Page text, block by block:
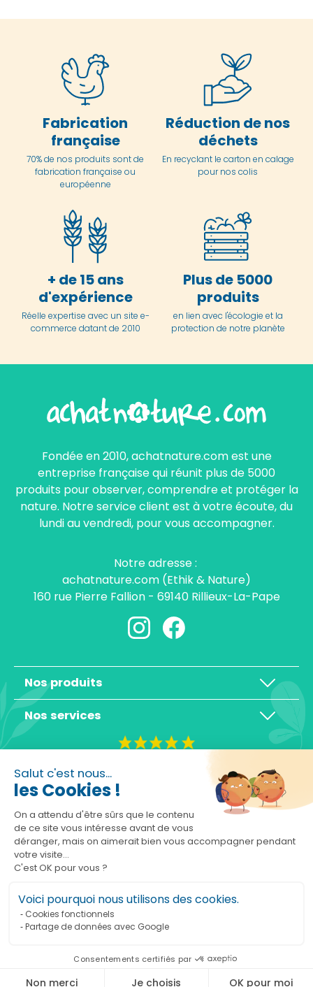
Salut c'est nous...
les Cookies !
On a attendu d'être sûrs que le contenu
de ce site vous intéresse avant de vous
déranger, mais on aimerait bien vous accompagner pendant
votre visite...
C'est OK pour vous ?
Voici pourquoi nous utilisons des cookies.
Cookies fonctionnels
Partage de données avec Google
Consentements certifiés par
Non merci Je choisis OK pour moi
Ajouter au panier
Fabrication
française
70% de nos produits sont de
fabrication française ou
européenne
Réduction de nos
déchets
En recyclant le carton en calage
pour nos colis
+ de 15 ans
d'expérience
Réelle expertise avec un site e-
commerce datant de 2010
Plus de 5000
produits
en lien avec l'écologie et la
protection de notre planète
Fondée en 2010, achatnature.com est une
entreprise française qui réunit plus de 5000
produits pour observer, comprendre et protéger la
nature. Notre service client est à votre écoute, du
lundi au vendredi, pour vous accompagner.
Notre adresse :
achatnature.com (Ethik & Nature)
160 rue Pierre Fallion - 69140 Rillieux-La-Pape
Nos produits
Nos services
Marchand approuvé par la Société des Avis Garantis,
cliquez ici pour vérifier